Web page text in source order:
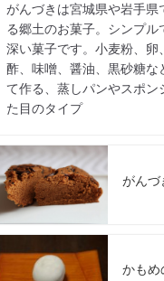
がんづきは宮城県や岩手県
る郷土のお菓子。シンプル
深い菓子です。小麦粉、卵
酢、味噌、醤油、黒砂糖な
て作る、蒸しパンやスポン
た目のタイプ
がんづ
かもめ